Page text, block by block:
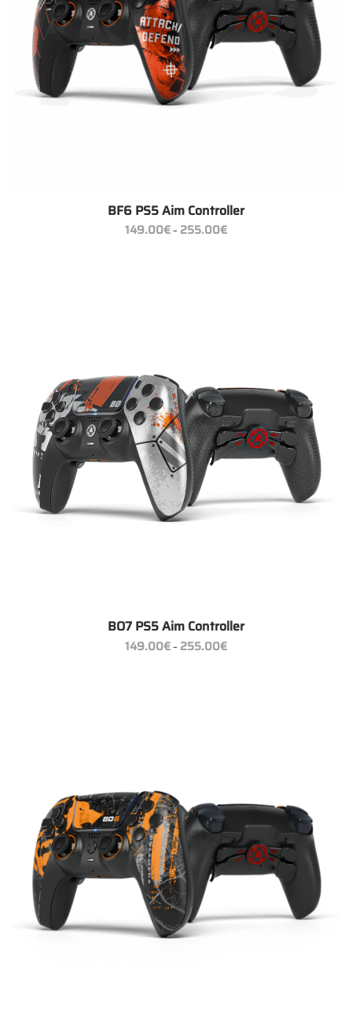
BF6 PS5 Aim Controller
149.00€– 255.00€Preisspanne:
149.00€
BO7 PS5 Aim Controller
149.00€– 255.00€Preisspanne:
149.00€